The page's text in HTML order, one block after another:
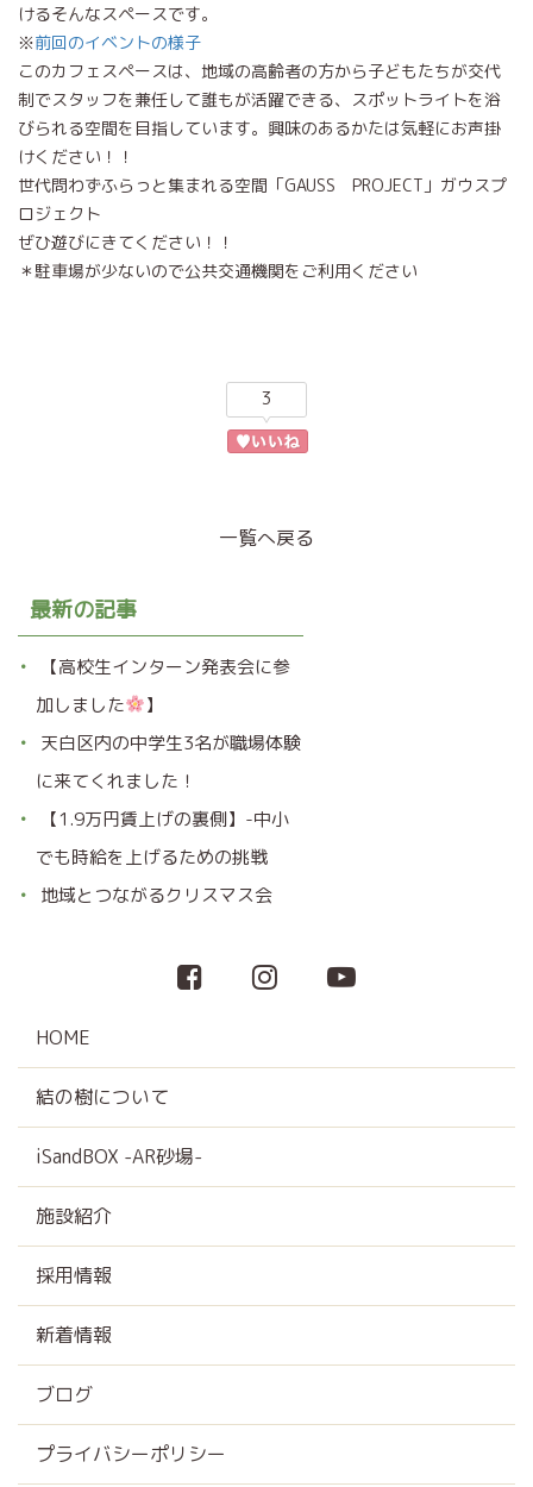
けるそんなスペースです。
※前回のイベントの様子
このカフェスペースは、地域の高齢者の方から子どもたちが交代
制でスタッフを兼任して誰もが活躍できる、スポットライトを浴
びられる空間を目指しています。興味のあるかたは気軽にお声掛
けください！！
世代問わずふらっと集まれる空間「GAUSS PROJECT」ガウスプ
ロジェクト
ぜひ遊びにきてください！！
＊駐車場が少ないので公共交通機関をご利用ください
3
一覧へ戻る
最新の記事
【高校生インターン発表会に参
加しました
】
天白区内の中学生3名が職場体験
に来てくれました！
【1.9万円賃上げの裏側】-中小
でも時給を上げるための挑戦
地域とつながるクリスマス会
HOME
結の樹について
iSandBOX -AR砂場-
施設紹介
採用情報
新着情報
ブログ
プライバシーポリシー